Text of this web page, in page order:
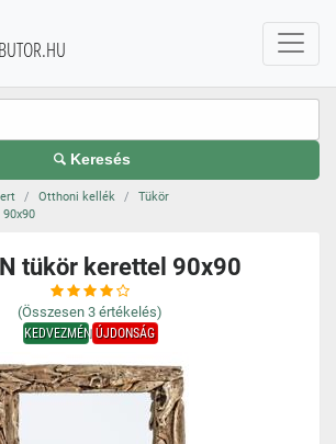
Keresés
Otthoni kellék
Tükör
tükör kerettel 90x90
(Összesen 3 értékelés)
KEDVEZMÉNYÚJDONSÁG